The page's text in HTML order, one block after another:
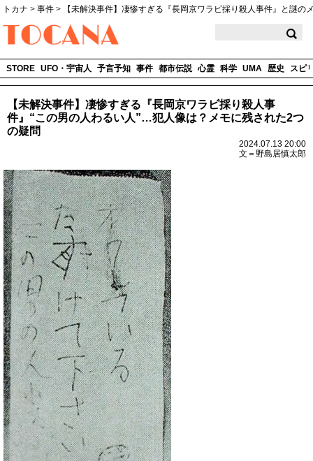
トカナ > 事件 >
【未解決事件】凄惨すぎる『長岡京ワラビ採り殺人事件』と謎の
STORE UFO・宇宙人 予言予知 事件 都市伝説 心霊 科学 UMA 歴史 スピ
【未解決事件】凄惨すぎる『長岡京ワラビ採り殺人事
件』“この男の人わるい人”…犯人像は？メモに残された2つ
の疑問
2024.07.13 20:00
文＝野島居慎太郎